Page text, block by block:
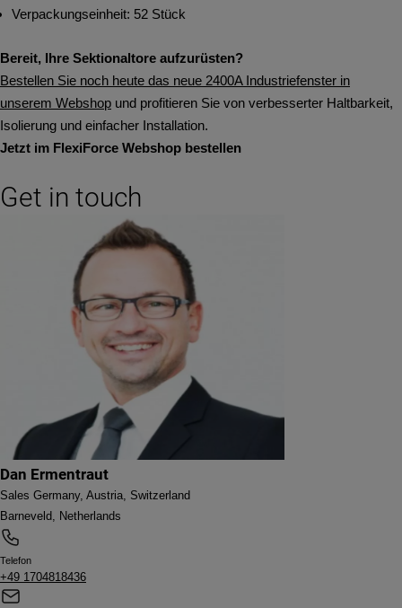
Verpackungseinheit: 52 Stück
Bereit, Ihre Sektionaltore aufzurüsten?
Bestellen Sie noch heute das neue 2400A Industriefenster in
unserem Webshop und profitieren Sie von verbesserter Haltbarkeit,
Isolierung und einfacher Installation.
Jetzt im FlexiForce Webshop bestellen
Get in touch
Dan Ermentraut
Sales Germany, Austria, Switzerland
Barneveld, Netherlands
Telefon
+49 1704818436